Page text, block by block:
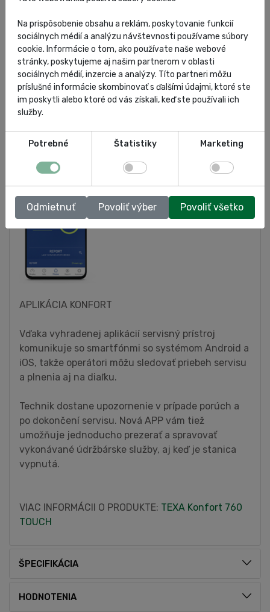
VOLITEĽNÁ VÝBAVA:
Súprava na identifikáciu chladiva
Termotlačiareň
Preplachovacia súprava
Súprava na kontrolu účinnosti A/C systém
Súprava na detekciu netesností s formovacím plynom
APLIKÁCIA KONFORT
Vďaka vyhradenej aplikácií servisný prístroj
komunikuje so smartfónmi so systémom Android a
iOS, takže operátori môžu sledovať priebeh servisu
a plnenia aj na diaľku.
Technik dostane upozornenie v prípade porúch a
po dokončení servisu. Nová APP vám tiež
umožňuje jednoducho prezerať a spravovať
vykonávané údržbárske služby, aj keď je stanica
vypnutá.
VIAC INFORMÁCII O PRODUKTE: TEXA Konfort 760
TOUCH
ŠPECIFIKÁCIA
HODNOTENIA
Na prispôsobenie obsahu a reklám, poskytovanie funkcií
sociálnych médií a analýzu návštevnosti používame súbory
cookie. Informácie o tom, ako používate naše webové
stránky, poskytujeme aj našim partnerom v oblasti
sociálnych médií, inzercie a analýzy. Títo partneri môžu
príslušné informácie skombinovať s ďalšími údajmi, ktoré ste
im poskytli alebo ktoré od vás získali, keď ste používali ich
služby.
Potrebné Štatistiky Marketing
Odmietnuť Povoliť výber Povoliť všetko